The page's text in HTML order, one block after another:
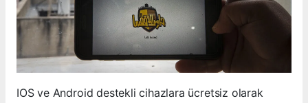
IOS ve Android destekli cihazlara ücretsiz olarak